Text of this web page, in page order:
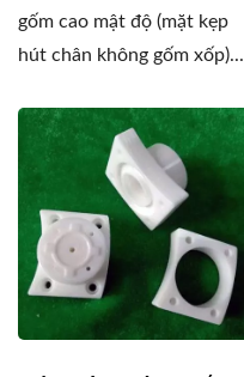
gốm cao mật độ (mặt kẹp
hút chân không gốm xốp)...